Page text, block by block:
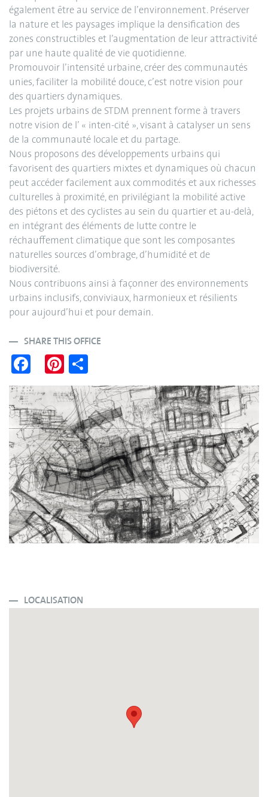
également être au service de l’environnement. Préserver
la nature et les paysages implique la densification des
zones constructibles et l’augmentation de leur attractivité
par une haute qualité de vie quotidienne.
Promouvoir l’intensité urbaine, créer des communautés
unies, faciliter la mobilité douce, c’est notre vision pour
des quartiers dynamiques.
Les projets urbains de STDM prennent forme à travers
notre vision de l’ « inten-cité », visant à catalyser un sens
de la communauté locale et du partage.
Nous proposons des développements urbains qui
favorisent des quartiers mixtes et dynamiques où chacun
peut accéder facilement aux commodités et aux richesses
culturelles à proximité, en privilégiant la mobilité active
des piétons et des cyclistes au sein du quartier et au-delà,
en intégrant des éléments de lutte contre le
réchauffement climatique que sont les composantes
naturelles sources d’ombrage, d’humidité et de
biodiversité.
Nous contribuons ainsi à façonner des environnements
urbains inclusifs, conviviaux, harmonieux et résilients
pour aujourd’hui et pour demain.
SHARE THIS OFFICE
Fa
ce
bo
ok
Pi
nt
er
es
t
ha
re
LOCALISATION